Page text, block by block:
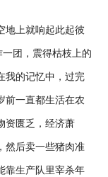
上就响起此起彼
团，震得枯枝上的
我的记忆中，过完
前一直都生活在农
资匮乏，经济萧
然后卖一些猪肉准
靠生产队里宰杀年